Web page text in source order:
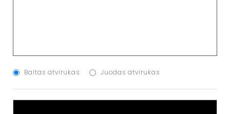
Baltas atvirukas Juodas atvirukas